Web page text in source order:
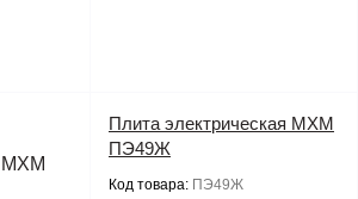
Плита электрическая МХМ
ПЭ49Ж
Код товара: ПЭ49Ж